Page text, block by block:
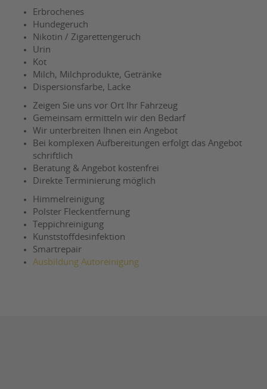
Erbrochenes
Hundegeruch
Nikotin / Zigarettengeruch
Urin
Kot
Milch, Milchprodukte, Getränke
Dispersionsfarbe, Lacke
Zeigen Sie uns vor Ort Ihr Fahrzeug
Gemeinsam ermitteln wir den Bedarf
Wir unterbreiten Ihnen ein Angebot
Bei komplexen Aufbereitungen erfolgt das Angebot
schriftlich
Beratung & Angebot kostenfrei
Direkte Terminierung möglich
Himmelreinigung
Polster Fleckentfernung
Teppichreinigung
Kunststoffdesinfektion
Smartrepair
Ausbildung Autoreinigung